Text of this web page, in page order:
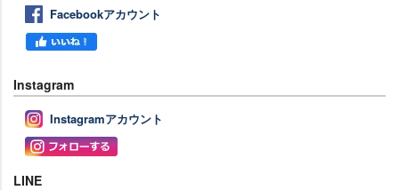
Facebookアカウント
Instagram
Instagramアカウント
LINE